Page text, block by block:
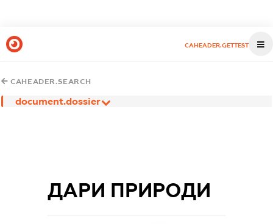
CAHEADER.GETTEST
CAHEADER.SEARCH
document.dossier
ДАРИ ПРИРОДИ